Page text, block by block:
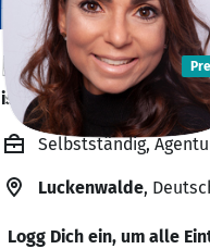
Elisa Piehler
ist offen für Projekte. 🔎
Selbstständig,
Luckenwalde,
Logg Dich ein, um alle